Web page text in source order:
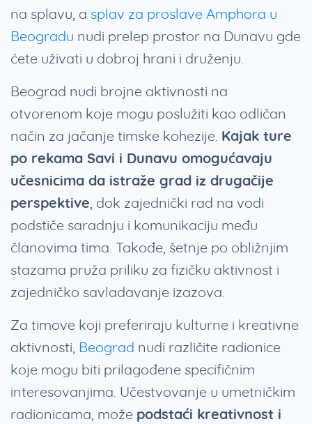
na splavu, a splav za proslave Amphora u
Beogradu nudi prelep prostor na Dunavu gde
ćete uživati u dobroj hrani i druženju.
Beograd nudi brojne aktivnosti na
otvorenom koje mogu poslužiti kao odličan
način za jačanje timske kohezije. Kajak ture
po rekama Savi i Dunavu omogućavaju
učesnicima da istraže grad iz drugačije
perspektive , dok zajednički rad na vodi
podstiče saradnju i komunikaciju među
članovima tima. Takođe, šetnje po obližnjim
stazama pruža priliku za fizičku aktivnost i
zajedničko savladavanje izazova.
Za timove koji preferiraju kulturne i kreativne
aktivnosti, Beograd nudi različite radionice
koje mogu biti prilagođene specifičnim
interesovanjima. Učestvovanje u umetničkim
radionicama, može podstaći kreativnost i